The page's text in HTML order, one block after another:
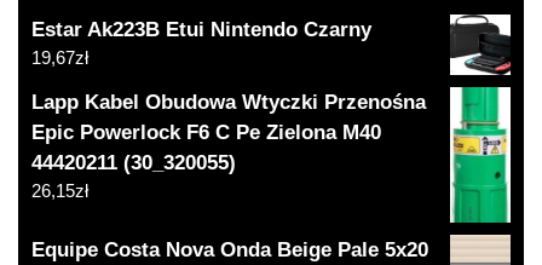
Estar Ak223B Etui Nintendo Czarny
19,67zł
Lapp Kabel Obudowa Wtyczki Przenośna
Epic Powerlock F6 C Pe Zielona M40
44420211 (30_320055)
26,15zł
Equipe Costa Nova Onda Beige Pale 5x20